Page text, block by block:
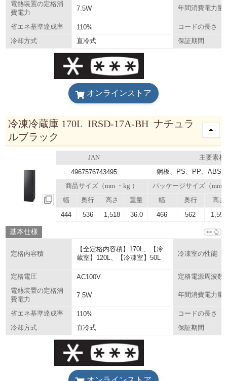
電熱装置の定格消
費電力
7.5W 年間消費電力量
省エネ基準達成率 110%
コードの長さ
冷却方式
直冷式 保証期間
オンラインストア
冷凍冷蔵庫 170L IRSD-17A-BH ナチュラ
ルブラック
JAN 主要素材
4967576743495 鋼板、PS、PP、ABS
商品サイズ（mm ・kg ）
パッケージサイズ（mm
幅
奥行 高さ 重量 幅 奥行 高さ
444 536 1,518 36.0 466 562 1,555
基本仕様
定格内容積
【全定格内容積】170L、【冷
蔵室】120L、【冷凍室】50L
冷凍室の性能
定格電圧 AC100V
定格電源周波数
電熱装置の定格消
費電力
7.5W 年間消費電力量
省エネ基準達成率 110%
コードの長さ
冷却方式
直冷式 保証期間